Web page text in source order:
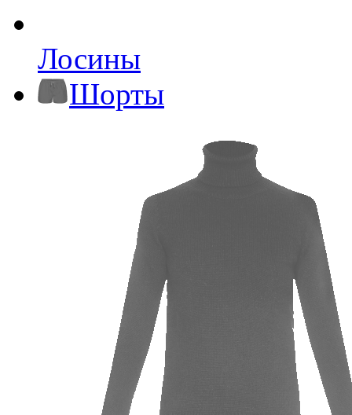
Лосины
Шорты